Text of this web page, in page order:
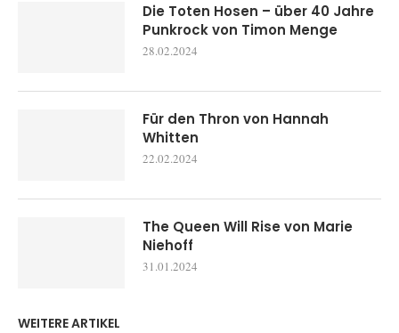
Die Toten Hosen – über 40 Jahre
Punkrock von Timon Menge
28.02.2024
Für den Thron von Hannah
Whitten
22.02.2024
The Queen Will Rise von Marie
Niehoff
31.01.2024
WEITERE ARTIKEL